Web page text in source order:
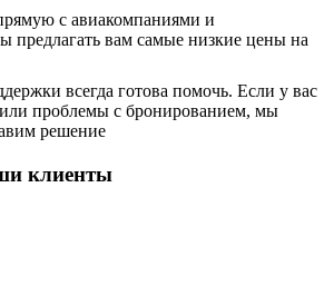
с авиакомпаниями и
предлагать вам самые низкие цены на
всегда готова помочь. Если у вас
проблемы с бронированием, мы
решение
клиенты